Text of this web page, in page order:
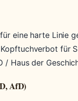
eine harte Linie
für
/ Haus der
AfD)